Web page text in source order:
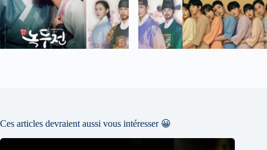
Ces articles devraient aussi vous intéresser 😀